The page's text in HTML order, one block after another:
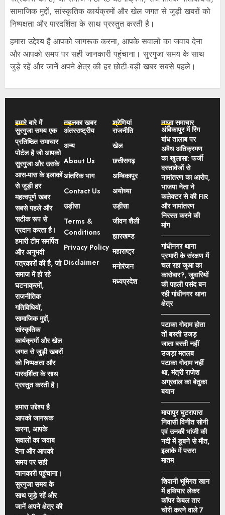
सामाजिक मुद्दों, सांस्कृतिक कार्यक्रमों और खेल जगत से जुड़ी खबरों को
निष्पक्षता और पारदर्शिता के साथ प्रस्तुत करती है।
हमारा उद्देश्य है आपको जागरूक करना, आपके सवालों का जवाब देना
और आपको समय पर सही जानकारी पहुंचाना। सुरगुजा समय के साथ
जुड़े रहें और जानें अपने क्षेत्र की हर छोटी-बड़ी खबर सबसे पहले।
हमारे बारे में
सुरगुजा समय एक
प्रतिष्ठित समाचार
पोर्टल है जो आपको
सुरगुजा और उसके
आस-पास के इलाकों
से जुड़ी हर
महत्वपूर्ण खबर
सबसे पहले और
सटीक रूप से
प्रदान करता है।
हमारी टीम समर्पित
और अनुभवी
पत्रकारों की है, जो
समाज में हो रहे
घटनाक्रमों,
राजनीतिक
गतिविधियों,
सामाजिक मुद्दों,
सांस्कृतिक
कार्यक्रमों और खेल
जगत से जुड़ी खबरों
को निष्पक्षता और
पारदर्शिता के साथ
प्रस्तुत करती है।
हमारा उद्देश्य है
आपको जागरूक
करना, आपके
सवालों का जवाब
देना और आपको
समय पर सही
जानकारी पहुंचाना।
सुरगुजा समय के
साथ जुड़े रहें और
जानें अपने क्षेत्र की
तहलका खबर
अंतरराष्ट्रीय
अन्य
About Us
आंतरिक भाग
Contact Us
उड़ीसा
Terms &
Conditions
Privacy Policy
Disclaimer
श्रेणियां
राजनीति
खेल
छत्तीसगढ़
अम्बिकापुर
अयोध्या
उड़ीसा
जीवन शैली
झारखण्ड
महाराष्ट्र
मनोरंजन
मध्यप्रदेश
ताज़ा समाचार
अंबिकापुर में रिंग
बांध तालाब पर
अवैध अतिक्रमण
का खुलासा: फर्जी
दस्तावेजों से
नामांतरण का आरोप,
भाजपा नेता ने
कलेक्टर से की FIR
और नामांतरण
निरस्त करने की
मांग
गांधीनगर थाना
प्रभारी के संरक्षण में
चल रहा जुआ का
कारोबार?, जुवारियों
की पहली पसंद बन
रही गांधीनगर थाना
क्षेत्र
पटाका गोदाम होता
तों बस्ती उजड़
जाता बस्ती नहीं
उजड़ा मतलब
पटाका गोदाम नहीं
था, मंत्री राजेश
अग्रवाल का बेतुका
बयान
मायापुर घुटरापारा
निवासी विनीत सोनी
एवं उनकी भांजी की
नदी में डूबने से मौत,
इलाके में पसरा
मातम
शिवानी भूमिगत खान
में हथियार लेकर
कॉपर केबल तार
चोरी करने वाले 7